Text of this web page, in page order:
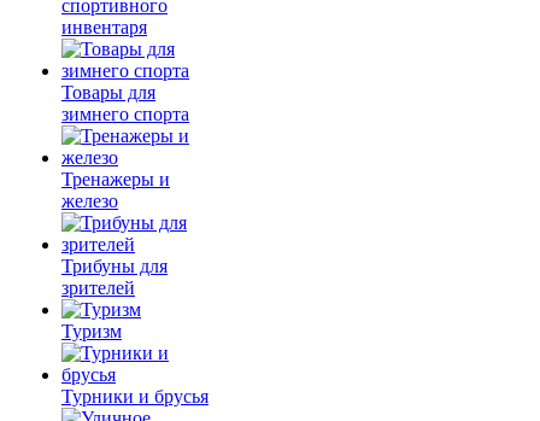
спортивного
инвентаря
Товары для
зимнего спорта
Тренажеры и
железо
Трибуны для
зрителей
Туризм
Турники и брусья